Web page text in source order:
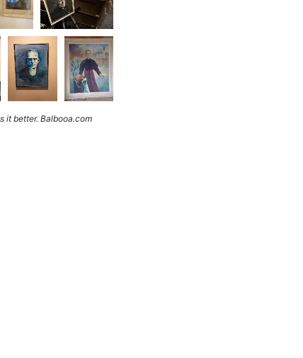
it better. Balbooa.com